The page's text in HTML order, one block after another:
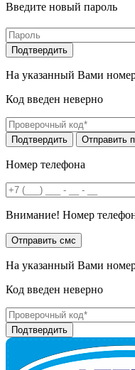
Введите новый пароль
На указанный Вами
Код введен неверно
Номер телефона
Внимание! Номер
На указанный Вами
Код введен неверно